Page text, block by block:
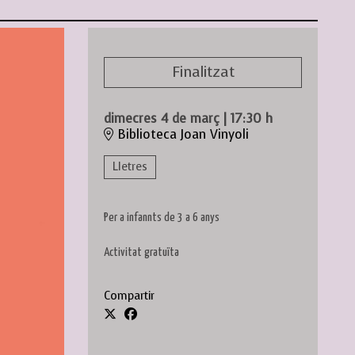
Finalitzat
dimecres 4 de març | 17:30 h
Biblioteca Joan Vinyoli
Lletres
Per a infannts de 3 a 6 anys
Activitat gratuïta
Compartir